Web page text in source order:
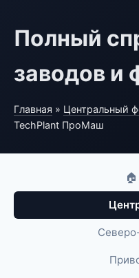
Полный
заводов и
Главная » Центральный
TechPlant ПроМаш